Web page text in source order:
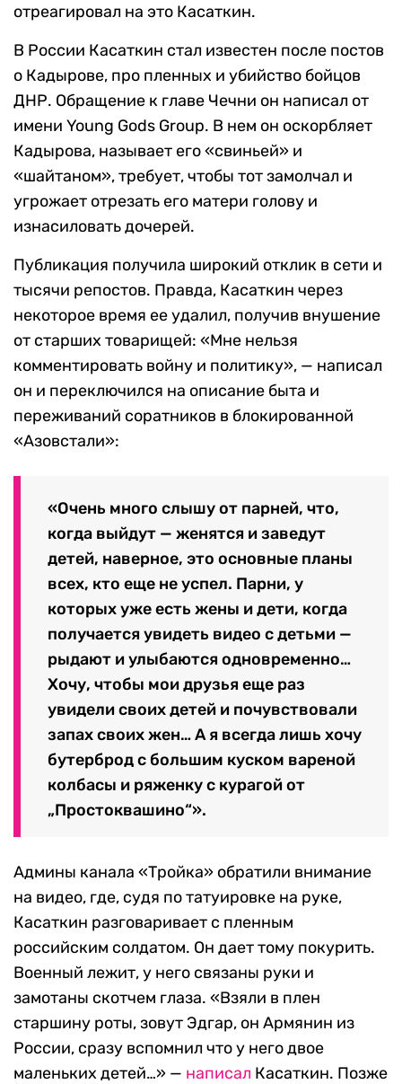
отреагировал на это Касаткин.
В России Касаткин стал известен после постов
о Кадырове, про пленных и убийство бойцов
ДНР. Обращение к главе Чечни он написал от
имени Young Gods Group. В нем он оскорбляет
Кадырова, называет его «свиньей» и
«шайтаном», требует, чтобы тот замолчал и
угрожает отрезать его матери голову и
изнасиловать дочерей.
Публикация получила широкий отклик в сети и
тысячи репостов. Правда, Касаткин через
некоторое время ее удалил, получив внушение
от старших товарищей: «Мне нельзя
комментировать войну и политику», — написал
он и переключился на описание быта и
переживаний соратников в блокированной
«Азовстали»:
«Очень много слышу от парней, что,
когда выйдут — женятся и заведут
детей, наверное, это основные планы
всех, кто еще не успел. Парни, у
которых уже есть жены и дети, когда
получается увидеть видео с детьми —
рыдают и улыбаются одновременно…
Хочу, чтобы мои друзья еще раз
увидели своих детей и почувствовали
запах своих жен… А я всегда лишь хочу
бутерброд с большим куском вареной
колбасы и ряженку с курагой от
„Простоквашино“».
Админы канала «Тройка» обратили внимание
на видео, где, судя по татуировке на руке,
Касаткин разговаривает с пленным
российским солдатом. Он дает тому покурить.
Военный лежит, у него связаны руки и
замотаны скотчем глаза. «Взяли в плен
старшину роты, зовут Эдгар, он Армянин из
России, сразу вспомнил что у него двое
маленьких детей…» — написал Касаткин. Позже